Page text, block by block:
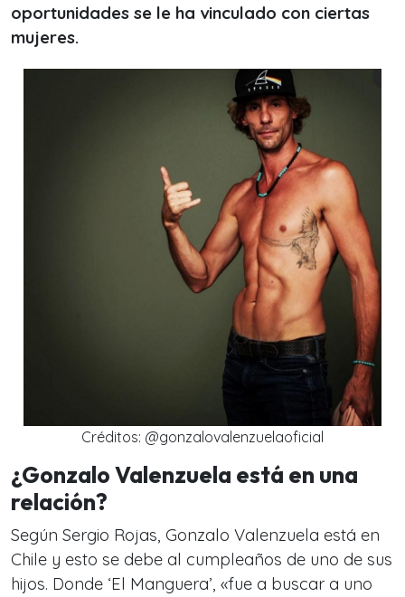
oportunidades se le ha vinculado con ciertas
mujeres.
Créditos: @gonzalovalenzuelaoficial
¿Gonzalo Valenzuela está en una
relación?
Según Sergio Rojas, Gonzalo Valenzuela está en
Chile y esto se debe al cumpleaños de uno de sus
hijos. Donde ‘El Manguera’, «fue a buscar a uno